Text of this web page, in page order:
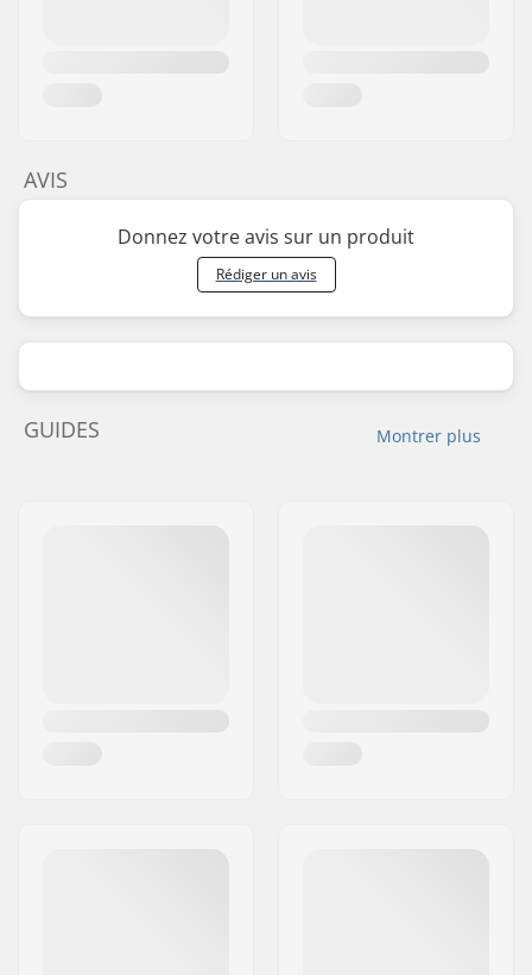
AVIS
Donnez votre avis sur un produit
Rédiger un avis
Montrer plus
GUIDES